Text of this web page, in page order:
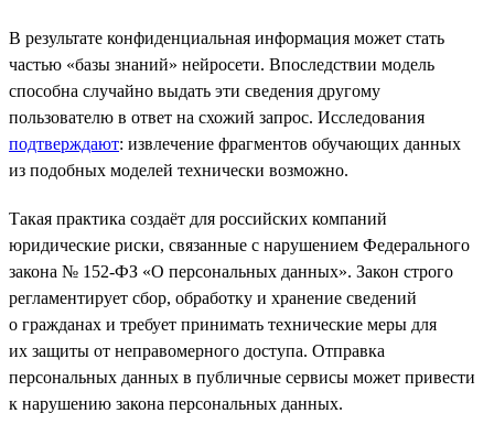
В результате конфиденциальная информация может стать
частью «базы знаний» нейросети. Впоследствии модель
способна случайно выдать эти сведения другому
пользователю в ответ на схожий запрос. Исследования
подтверждают: извлечение фрагментов обучающих данных
из подобных моделей технически возможно.
Такая практика создаёт для российских компаний
юридические риски, связанные с нарушением Федерального
закона № 152-ФЗ «О персональных данных». Закон строго
регламентирует сбор, обработку и хранение сведений
о гражданах и требует принимать технические меры для
их защиты от неправомерного доступа. Отправка
персональных данных в публичные сервисы может привести
к нарушению закона персональных данных.